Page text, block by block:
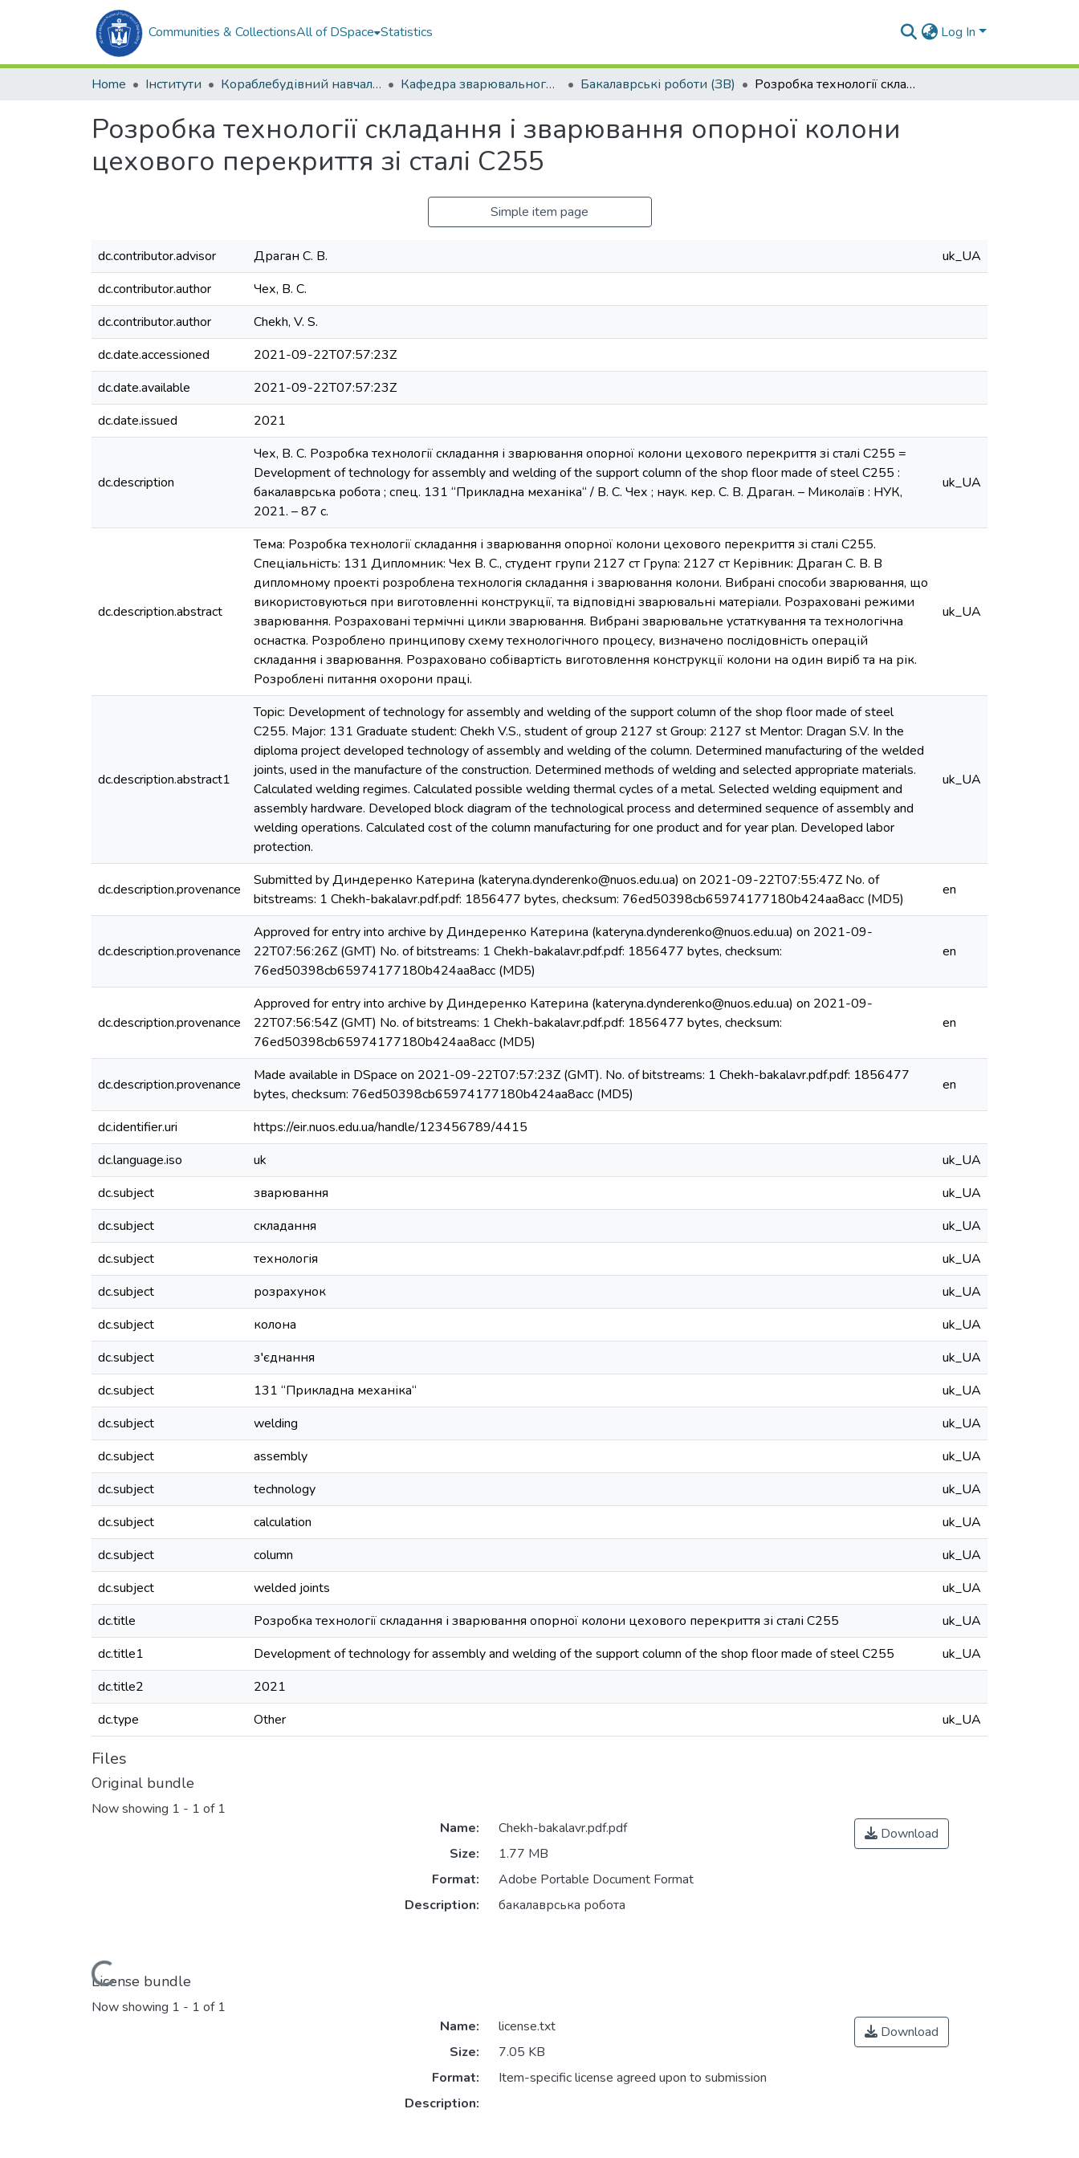
Communities & CollectionsAll of DSpace Statistics Log In
Home Інститути Кораблебудівний навчально-науковий інститут (КННІ) Кафедра зварювального виробництва (ЗВ) Бакалаврські роботи (ЗВ) Розробка технології складання і зварювання опорної колони цехового перекриття зі сталі С255
Розробка технології складання і зварювання опорної колони
цехового перекриття зі сталі С255
Simple item page
dc.contributor.advisor Драган С. В.
uk_UA
dc.contributor.author
Чех, В. С.
dc.contributor.author
Chekh, V. S.
dc.date.accessioned
2021-09-22T07:57:23Z
dc.date.available
2021-09-22T07:57:23Z
dc.date.issued
2021
dc.description
Чех, В. С. Розробка технології складання і зварювання опорної колони цехового перекриття зі сталі С255 =
Development of technology for assembly and welding of the support column of the shop floor made of steel C255 :
бакалаврська робота ; спец. 131 “Прикладна механіка“ / В. С. Чех ; наук. кер. С. В. Драган. – Миколаїв : НУК,
2021. – 87 с.
uk_UA
dc.description.abstract
Тема: Розробка технології складання і зварювання опорної колони цехового перекриття зі сталі С255.
Спеціальність: 131 Дипломник: Чех В. С., студент групи 2127 ст Група: 2127 ст Керівник: Драган С. В. В
дипломному проекті розроблена технологія складання і зварювання колони. Вибрані способи зварювання, що
використовуються при виготовленні конструкції, та відповідні зварювальні матеріали. Розраховані режими
зварювання. Розраховані термічні цикли зварювання. Вибрані зварювальне устаткування та технологічна
оснастка. Розроблено принципову схему технологічного процесу, визначено послідовність операцій
складання і зварювання. Розраховано собівартість виготовлення конструкції колони на один виріб та на рік.
Розроблені питання охорони праці.
uk_UA
dc.description.abstract1
Topic: Development of technology for assembly and welding of the support column of the shop floor made of steel
C255. Major: 131 Graduate student: Chekh V.S., student of group 2127 st Group: 2127 st Mentor: Dragan S.V. In the
diploma project developed technology of assembly and welding of the column. Determined manufacturing of the welded
joints, used in the manufacture of the construction. Determined methods of welding and selected appropriate materials.
Calculated welding regimes. Calculated possible welding thermal cycles of a metal. Selected welding equipment and
assembly hardware. Developed block diagram of the technological process and determined sequence of assembly and
welding operations. Calculated cost of the column manufacturing for one product and for year plan. Developed labor
protection.
uk_UA
dc.description.provenance
Submitted by Диндеренко Катерина (kateryna.dynderenko@nuos.edu.ua) on 2021-09-22T07:55:47Z No. of
bitstreams: 1 Chekh-bakalavr.pdf.pdf: 1856477 bytes, checksum: 76ed50398cb65974177180b424aa8acc (MD5)
en
dc.description.provenance
Approved for entry into archive by Диндеренко Катерина (kateryna.dynderenko@nuos.edu.ua) on 2021-09-
22T07:56:26Z (GMT) No. of bitstreams: 1 Chekh-bakalavr.pdf.pdf: 1856477 bytes, checksum:
76ed50398cb65974177180b424aa8acc (MD5)
en
dc.description.provenance
Approved for entry into archive by Диндеренко Катерина (kateryna.dynderenko@nuos.edu.ua) on 2021-09-
22T07:56:54Z (GMT) No. of bitstreams: 1 Chekh-bakalavr.pdf.pdf: 1856477 bytes, checksum:
76ed50398cb65974177180b424aa8acc (MD5)
en
dc.description.provenance
Made available in DSpace on 2021-09-22T07:57:23Z (GMT). No. of bitstreams: 1 Chekh-bakalavr.pdf.pdf: 1856477
bytes, checksum: 76ed50398cb65974177180b424aa8acc (MD5)
en
dc.identifier.uri
https://eir.nuos.edu.ua/handle/123456789/4415
dc.language.iso
uk
uk_UA
dc.subject
зварювання
uk_UA
dc.subject
складання
uk_UA
dc.subject
технологія
uk_UA
dc.subject
розрахунок
uk_UA
dc.subject
колона
uk_UA
dc.subject
з′єднання
uk_UA
dc.subject
131 “Прикладна механіка“
uk_UA
dc.subject
welding
uk_UA
dc.subject
assembly
uk_UA
dc.subject
technology
uk_UA
dc.subject
calculation
uk_UA
dc.subject
column
uk_UA
dc.subject
welded joints
uk_UA
dc.title
Розробка технології складання і зварювання опорної колони цехового перекриття зі сталі С255
uk_UA
dc.title1
Development of technology for assembly and welding of the support column of the shop floor made of steel C255
uk_UA
dc.title2
2021
dc.type
Other uk_UA
Files
Original bundle
Now showing 1 - 1 of 1
Loading...
Name:
Chekh-bakalavr.pdf.pdf
Size:
1.77 MB
Format:
Adobe Portable Document Format
Description:
бакалаврська робота
Download
License bundle
Now showing 1 - 1 of 1
Name:
license.txt
Size:
7.05 KB
Format:
Item-specific license agreed upon to submission
Description:
Download